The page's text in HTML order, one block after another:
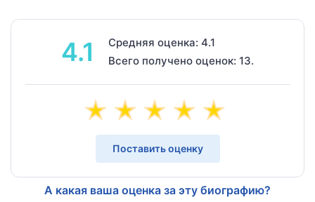
4.1
Средняя оценка: 4.1
Всего получено оценок: 13.
Поставить оценку
А какая ваша оценка за эту биографию?